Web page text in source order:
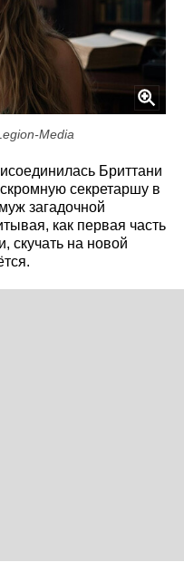
Media
Бриттани
секретаршу в
загадочной
как первая часть
скучать на новой